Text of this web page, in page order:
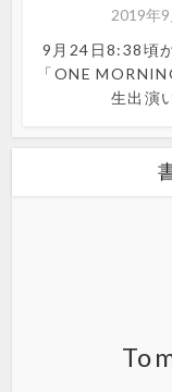
2019年
9月24日8:38頃
「ONE
生出演